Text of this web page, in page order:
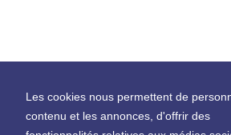
Les cookies nous permettent de
contenu et les annonces, d'offrir des